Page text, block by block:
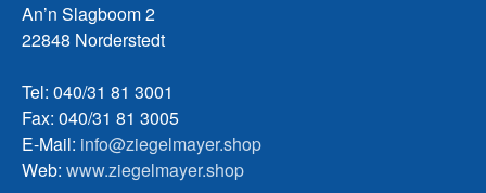
An’n Slagboom 2
22848 Norderstedt
Tel: 040/31 81 3001
Fax: 040/31 81 3005
E-Mail: info@ziegelmayer.shop
Web: www.ziegelmayer.shop